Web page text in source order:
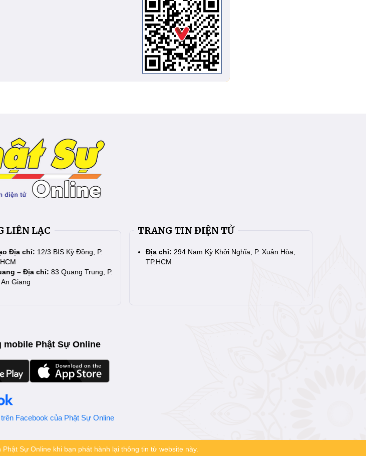
LIÊN LẠC
Địa chỉ: 12/3 BIS Kỳ Đồng, P.
– Địa chỉ: 83 Quang Trung, P.
Giang
TRANG TIN ĐIỆN TỬ
Địa chỉ: 294 Nam Kỳ Khởi Nghĩa, P. Xuân Hòa,
TP.HCM
mobile Phật Sự Online
Facebook của Phật Sự Online
Sự Online khi bạn phát hành lại thông tin từ website này.